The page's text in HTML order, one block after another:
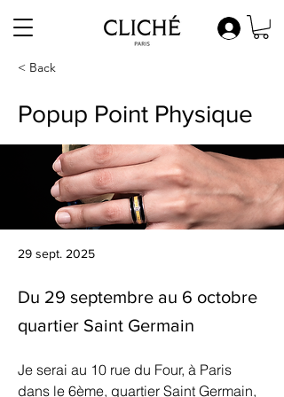
< Back
Popup Point Physique
29 sept. 2025
Du 29 septembre au 6 octobre
quartier Saint Germain
Je serai au 10 rue du Four, à Paris
dans le 6ème, quartier Saint Germain,